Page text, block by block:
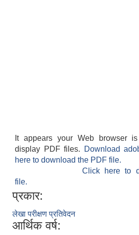
It appears your Web browser
display PDF files.
Download
here to download the PDF file.
Click here to
file.
प्रकार:
लेखा परीक्षण प्रतिवेदन
आर्थिक वर्ष: